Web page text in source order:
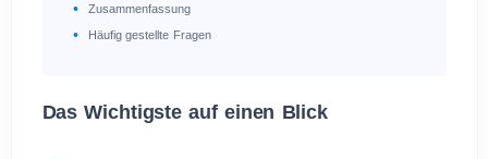
Zusammenfassung
Häufig gestellte Fragen
Das Wichtigste auf einen Blick